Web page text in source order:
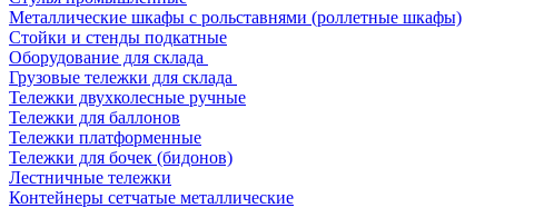
Металлические шкафы с рольставнями (роллетные шкафы)
Стойки и стенды подкатные
Оборудование для склада
Грузовые тележки для склада
Тележки двухколесные ручные
Тележки для баллонов
Тележки платформенные
Тележки для бочек (бидонов)
Лестничные тележки
Контейнеры сетчатые металлические